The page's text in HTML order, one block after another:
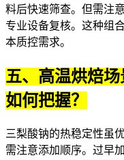
料后快速筛查。但需注
专业设备复核。这种组
本质控需求。
五、高温烘焙
如何把握？
三梨酸钠的热稳定性虽
需注意添加顺序。过早